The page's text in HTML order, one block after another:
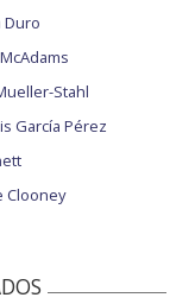
Duro
Stahl
García Pérez
Clooney